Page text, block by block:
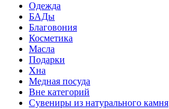
Одежда
БАДы
Благовония
Косметика
Масла
Подарки
Хна
Медная посуда
Вне категорий
Сувениры из натурального камня